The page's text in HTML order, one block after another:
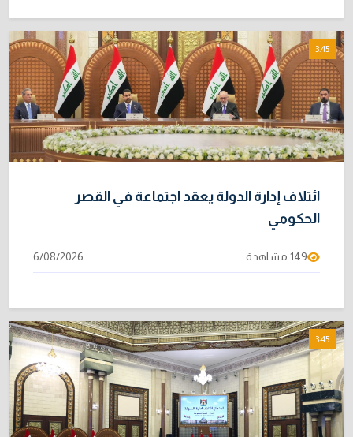
3:45
ائتلاف إدارة الدولة يعقد اجتماعة في القصر
الحكومي
149 مشاهدة 6/08/2026
3:45